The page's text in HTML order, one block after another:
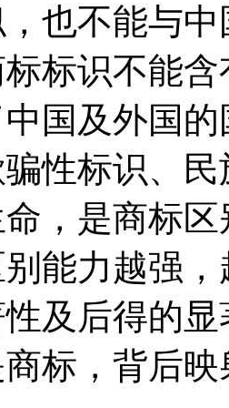
也不能与
标识不能
国及外国
性标识、
，是商标
能力越强
及后得的
标，背后